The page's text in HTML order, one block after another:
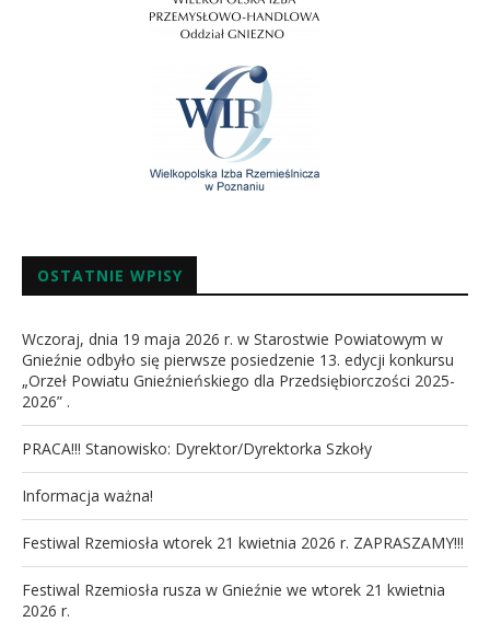
OSTATNIE WPISY
Wczoraj, dnia 19 maja 2026 r. w Starostwie Powiatowym w
Gnieźnie odbyło się pierwsze posiedzenie 13. edycji konkursu
„Orzeł Powiatu Gnieźnieńskiego dla Przedsiębiorczości 2025-
2026” .
PRACA!!! Stanowisko: Dyrektor/Dyrektorka Szkoły
Informacja ważna!
Festiwal Rzemiosła wtorek 21 kwietnia 2026 r. ZAPRASZAMY!!!
Festiwal Rzemiosła rusza w Gnieźnie we wtorek 21 kwietnia
2026 r.